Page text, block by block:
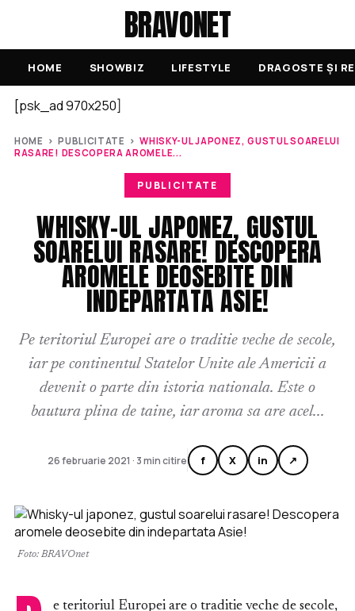
BRAVONET
HOME SHOWBIZ LIFESTYLE DRAGOSTE ȘI
[psk_ad 970x250]
HOME ›PUBLICITATE ›WHISKY-UL JAPONEZ, GUSTUL SOARELUI
RASARE! DESCOPERA AROMELE...
PUBLICITATE
WHISKY-UL JAPONEZ, GUSTUL
SOARELUI RASARE! DESCOPERA
AROMELE DEOSEBITE DIN
INDEPARTATA ASIE!
Pe teritoriul Europei are o traditie veche de secole,
iar pe continentul Statelor Unite ale Americii a
devenit o parte din istoria nationala. Este o
bautura plina de taine, iar aroma sa are acel...
26 februarie 2021 · 3 min citire f X in ↗
Foto: BRAVOnet
e teritoriul Europei are o traditie veche de secole,